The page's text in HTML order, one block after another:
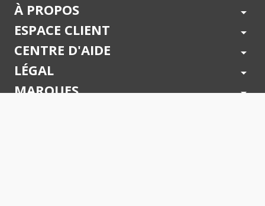
À PROPOS arrow_drop_down
ESPACE CLIENT arrow_drop_down
CENTRE D'AIDE arrow_drop_down
LÉGAL arrow_drop_down
MARQUES arrow_drop_down